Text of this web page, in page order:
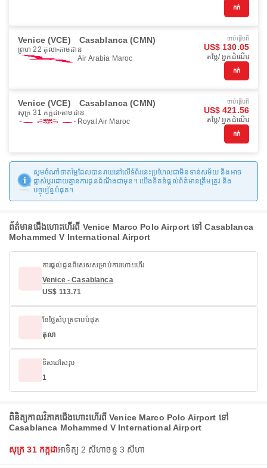
កក់
Venice (VCE) Casablanca (CMN)
ព្រហ 22 តុលា តាមដាន
Air Arabia Maroc
ចាប់ផ្ដើមពី
US$ 130.05
តម្លៃ/ អ្នកដំណើរ
កក់
Venice (VCE) Casablanca (CMN)
សុក្រ 31 កក្កដា តាមដាន
Royal Air Maroc
ចាប់ផ្ដើមពី
US$ 421.56
តម្លៃ/ អ្នកដំណើរ
កក់
សូមចំណាំថាតម្លៃដែលបានរាយនៅលើទំព័រនេះប្រហែលជាមិនទាន់សម័យ និងអាច
ផ្លាស់ប្តូរដោយគ្មានការជូនដំណឹងជាមុន។ យើងខិតខំផ្តល់ព័ត៌មានត្រឹមត្រូវ និង
បច្ចុប្បន្នបំផុត។
ព័ត៌មានជើងហោះហើរពី Venice Marco Polo Airport ទៅ Casablanca
Mohammed V International Airport
ការផ្តល់ជូនពិសេសសម្រាប់ការហោះហើរ
Venice - Casablanca
US$ 113.71
ខែថ្លៃសំបុត្រទាបបំផុត
តុលា
ទិសដៅសរុប
1
ពិនិត្យកាលវិភាគជើងហោះហើរពី Venice Marco Polo Airport ទៅ
Casablanca Mohammed V International Airport
សុក្រ 31 កក្កដាអាទិត្យ 2 សីហាចន្ទ 3 សីហា